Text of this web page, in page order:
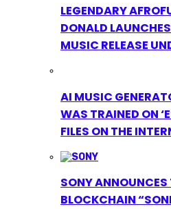
LEGENDARY
DONALD
MUSIC RELEASE
AI MUSIC
WAS TRAINED ON
FILES ON THE
SONY ANNOUNCES
BLOCKCHAIN